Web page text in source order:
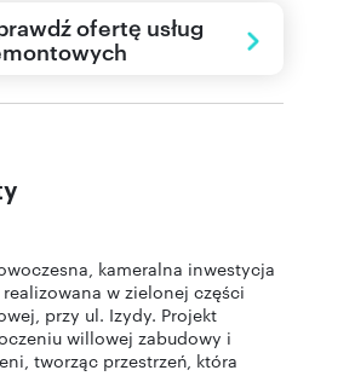
ofertę usług
kameralna inwestycja
w zielonej części
przy ul. Izydy. Projekt
willowej zabudowy i
tworząc przestrzeń, która